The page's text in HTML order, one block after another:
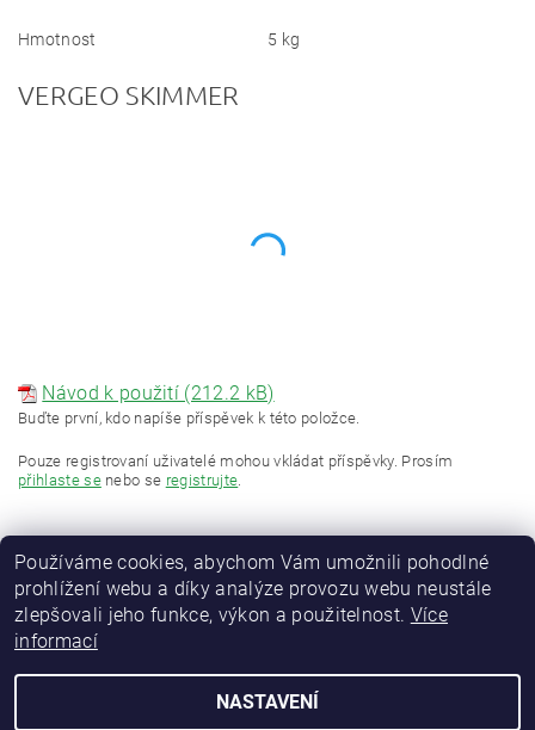
Hmotnost 5 kg
VERGEO SKIMMER
Návod k použití (212.2 kB)
Buďte první, kdo napíše příspěvek k této položce.
Pouze registrovaní uživatelé mohou vkládat příspěvky. Prosím
přihlaste senebo se registrujte
Používáme cookies, abychom Vám umožnili pohodlné
prohlížení webu a díky analýze provozu webu neustále
zlepšovali jeho funkce, výkon a použitelnost. Více
informací
NASTAVENÍ